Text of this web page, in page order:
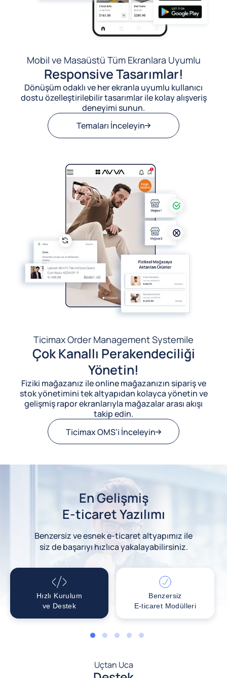
Mobil ve Masaüstü Tüm Ekranlara Uyumlu
Responsive Tasarımlar!
Dönüşüm odaklı ve her ekranla uyumlu kullanıcı
dostu özelleştirilebilir tasarımlar ile kolay alışveriş
deneyimi sunun.
Temaları İnceleyin
Ticimax Order Management Systemile
Çok Kanallı Perakendeciliği
Yönetin!
Fiziki mağazanız ile online mağazanızın sipariş ve
stok yönetimini tek altyapıdan kolayca yönetin ve
gelişmiş rapor ekranlarıyla mağazalar arası akışı
takip edin.
Ticimax OMS’i İnceleyin
En Gelişmiş
E-ticaret Yazılımı
Benzersiz ve esnek e-ticaret altyapımız ile
siz de başarıyı hızlıca yakalayabilirsiniz.
Hızlı Kurulum
ve Destek
Benzersiz
E-ticaret Modülleri
1 2 3 4 5
Uçtan Uca